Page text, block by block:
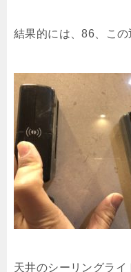
結果的には、86、この
天井のシーリングラ